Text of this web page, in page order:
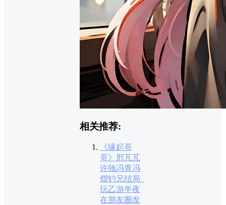
相关推荐:
《缘起哥
哥》邢芃芃
许驰冯青冯
熠钓兄结局_
玩乙游半夜
在朋友圈发